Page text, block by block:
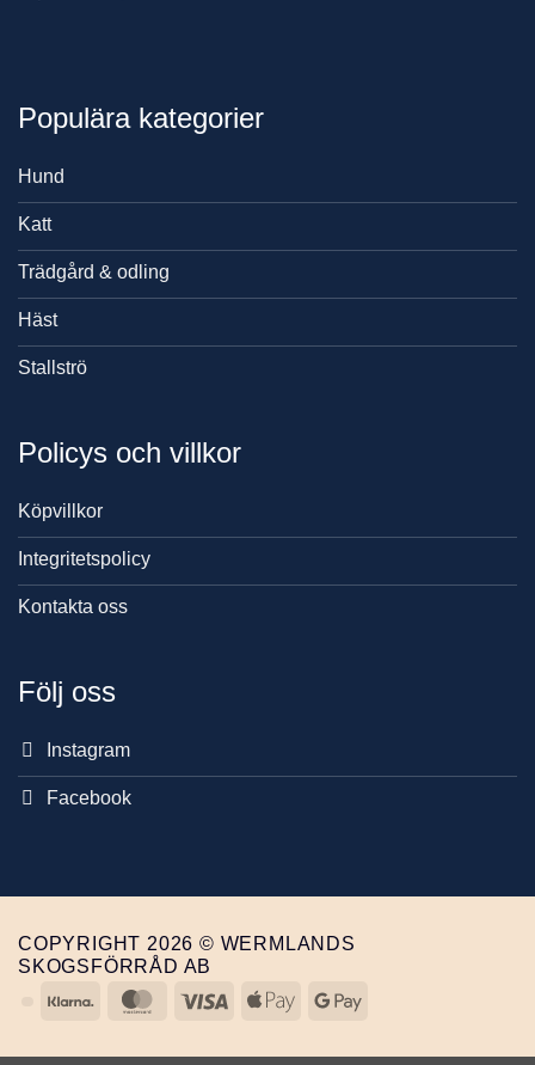
Populära kategorier
Hund
Katt
Trädgård & odling
Häst
Stallströ
Policys och villkor
Köpvillkor
Integritetspolicy
Kontakta oss
Följ oss
Instagram
Facebook
COPYRIGHT 2026 © WERMLANDS
SKOGSFÖRRÅD AB
Klarna
MasterCard
Visa
Apple
Google